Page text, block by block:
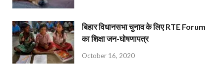
बिहार विधानसभा चुनाव के लिए RTE Forum
का शिक्षा जन-घोषणापत्र
October 16, 2020